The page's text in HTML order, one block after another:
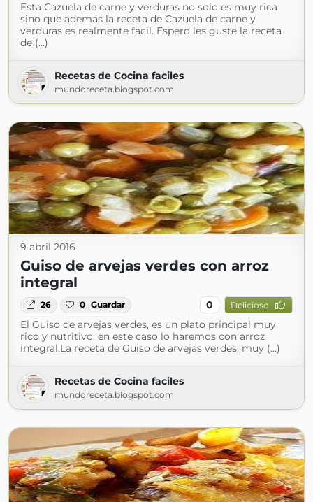
Esta Cazuela de carne y verduras no solo es muy rica
sino que ademas la receta de Cazuela de carne y
verduras es realmente facil. Espero les guste la receta
de (...)
Recetas de Cocina faciles
mundoreceta.blogspot.com
9 abril 2016
Guiso de arvejas verdes con arroz
integral
26 0 Guardar 0 Delicioso
El Guiso de arvejas verdes, es un plato principal muy
rico y nutritivo, en este caso lo haremos con arroz
integral.La receta de Guiso de arvejas verdes, muy (...)
Recetas de Cocina faciles
mundoreceta.blogspot.com